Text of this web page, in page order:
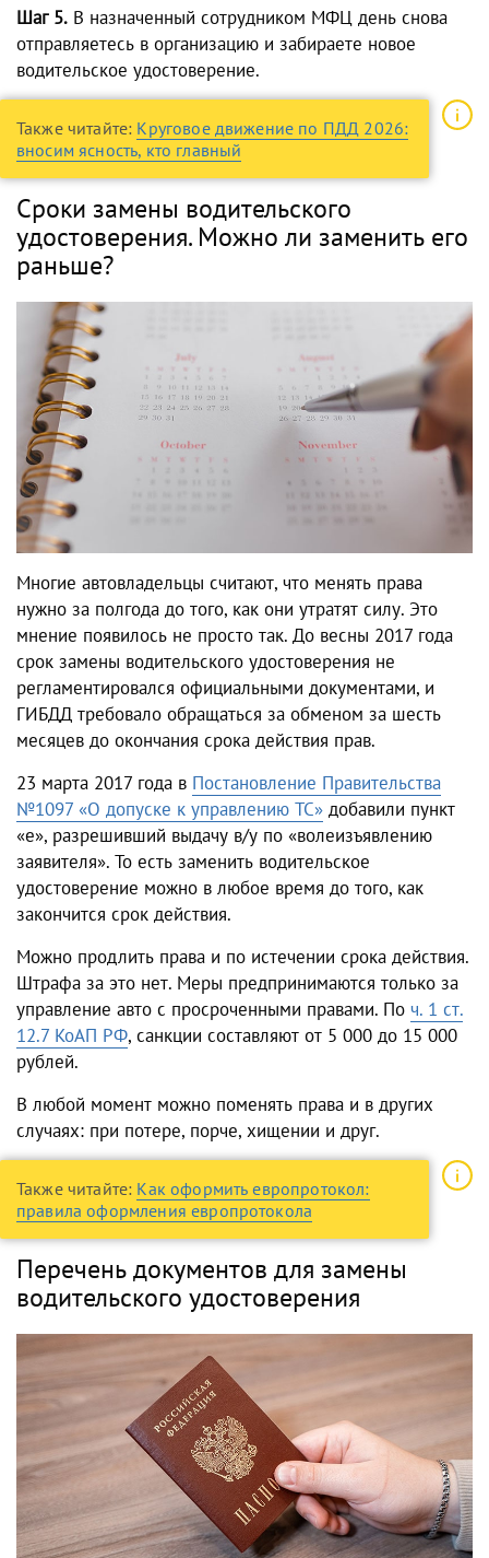
Шаг 5. В назначенный сотрудником МФЦ день снова
отправляетесь в организацию и забираете новое
водительское удостоверение.
Также читайте: Круговое движение по ПДД 2026:
вносим ясность, кто главный
Сроки замены водительского
удостоверения. Можно ли заменить его
раньше?
Многие автовладельцы считают, что менять права
нужно за полгода до того, как они утратят силу. Это
мнение появилось не просто так. До весны 2017 года
срок замены водительского удостоверения не
регламентировался официальными документами, и
ГИБДД требовало обращаться за обменом за шесть
месяцев до окончания срока действия прав.
23 марта 2017 года в Постановление Правительства
№1097 «О допуске к управлению ТС» добавили пункт
«е», разрешивший выдачу в/у по «волеизъявлению
заявителя». То есть заменить водительское
удостоверение можно в любое время до того, как
закончится срок действия.
Можно продлить права и по истечении срока действия.
Штрафа за это нет. Меры предпринимаются только за
управление авто с просроченными правами. По ч. 1 ст.
12.7 КоАП РФ, санкции составляют от 5 000 до 15 000
рублей.
В любой момент можно поменять права и в других
случаях: при потере, порче, хищении и друг.
Также читайте: Как оформить европротокол:
правила оформления европротокола
Перечень документов для замены
водительского удостоверения